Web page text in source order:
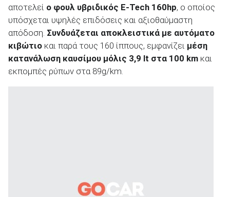
αποτελεί ο φουλ υβριδικός E-Tech 160hp, ο οποίος
υπόσχεται υψηλές επιδόσεις και αξιοθαύμαστη
απόδοση. Συνδυάζεται αποκλειστικά με αυτόματο
κιβώτιο και παρά τους 160 ίππους, εμφανίζει μέση
κατανάλωση καυσίμου μόλις 3,9 lt στα 100 km και
εκπομπές ρύπων στα 89g/km.